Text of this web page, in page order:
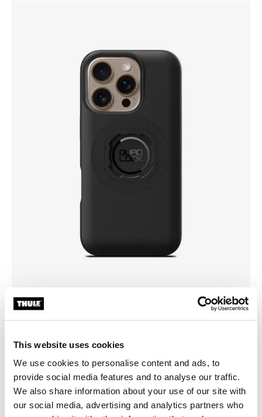
This website uses cookies
We use cookies to personalise content and ads, to
provide social media features and to analyse our traffic.
We also share information about your use of our site with
our social media, advertising and analytics partners who